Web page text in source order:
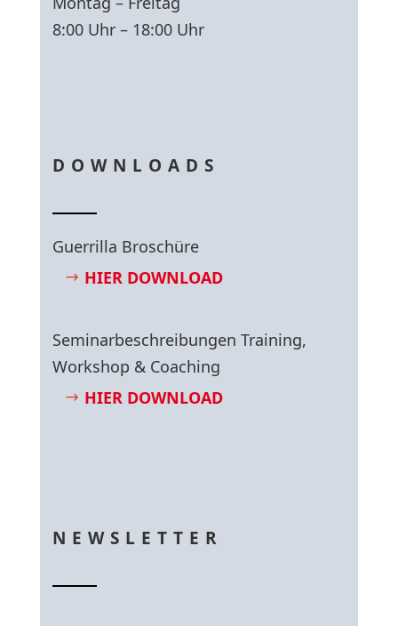
8:00 Uhr – 18:00 Uhr
DOWNLOADS
Guerrilla Broschüre
HIER DOWNLOAD
Seminarbeschreibungen Training,
Workshop & Coaching
HIER DOWNLOAD
NEWSLETTER